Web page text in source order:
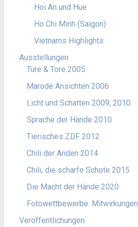
Hoi An und Hue
Ho Chi Minh (Saigon)
Vietnams Highlights
Ausstellungen
Türe & Tore 2005
Marode Ansichten 2006
Licht und Schatten 2009, 2010
Sprache der Hände 2010
Tierisches ZDF 2012
Chili der Anden 2014
Chili, die scharfe Schote 2015
Die Macht der Hände 2020
Fotowettbewerbe: Mitwirkungen
Veröffentlichungen